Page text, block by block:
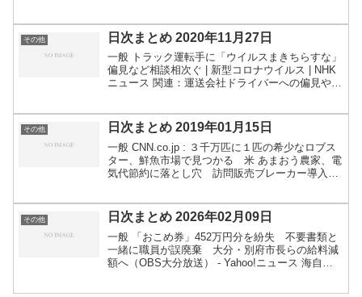
の品切れが簡...
その他 日次まとめ 2020年11月27日
一般 トラック運転手に「ウイルスまきちらすな」
偏見など相談相次ぐ | 新型コロナウイルス | NHK
ニュース 関連：運送会社ドライバーへの偏見や中
その他 日次まとめ 2019年01月15日
一般 CNN.co.jp : ３千万匹に１匹の希少なロブス
ター、鮮魚市場で見つかる 米 あまおう農家、電
気代節約に落とし穴 訪問販売ブレーカー導入
も...
その他 日次まとめ 2026年02月09日
一般 「おこめ券」452万円分を紛失 不要書類と
一緒に職員が誤廃棄 大分・別府市長らの給料減
額へ（OBS大分放送） - Yahoo!ニュース 海自同